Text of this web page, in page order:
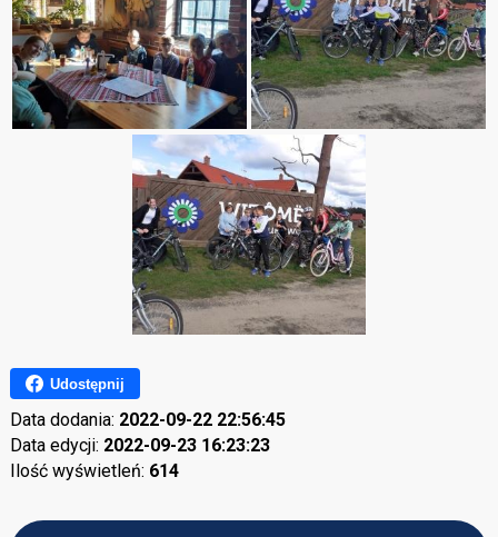
Udostępnij
Data dodania: 2022-09-22 22:56:45
Data edycji: 2022-09-23 16:23:23
Ilość wyświetleń: 614